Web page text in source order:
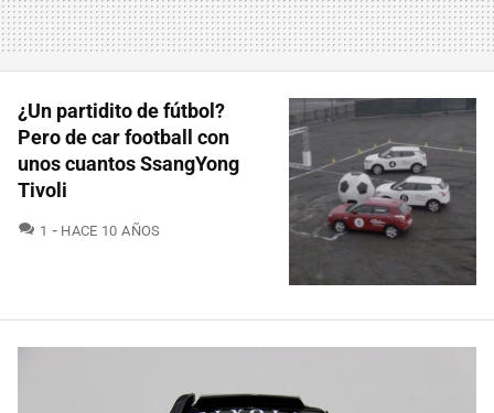
¿Un partidito de fútbol?
Pero de car football con
unos cuantos SsangYong
Tivoli
1 COMENTARIOS
HACE 10 AÑOS